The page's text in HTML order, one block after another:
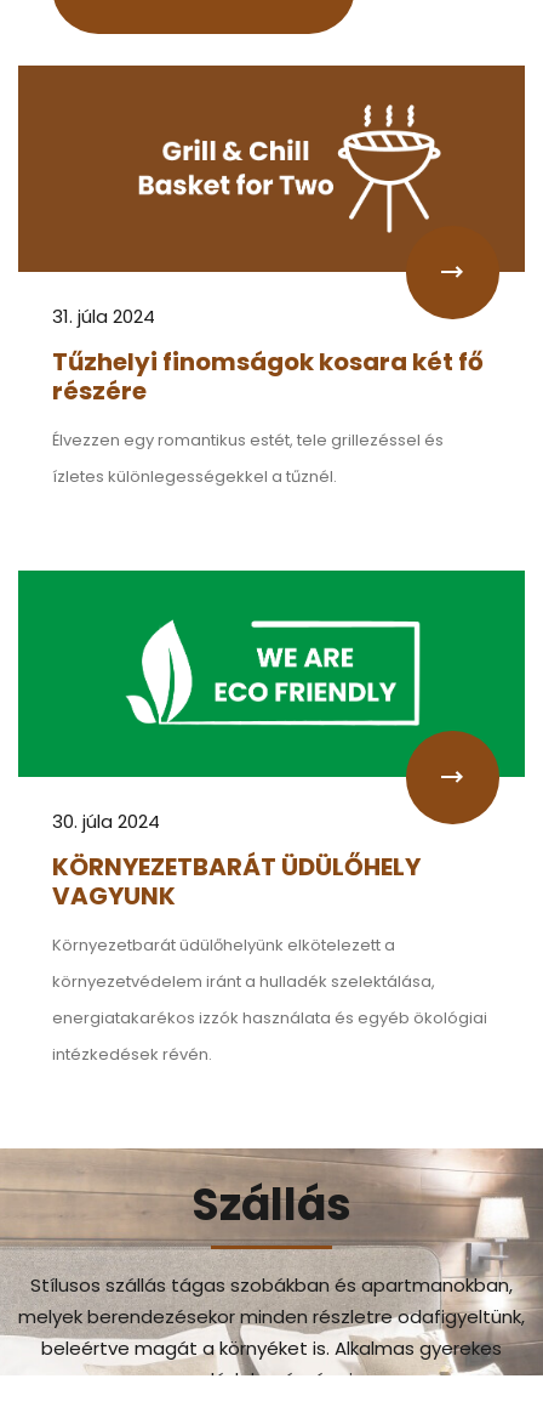
31. júla 2024
Tűzhelyi finomságok kosara két fő
részére
Élvezzen egy romantikus estét, tele grillezéssel és
ízletes különlegességekkel a tűznél.
30. júla 2024
KÖRNYEZETBARÁT ÜDÜLŐHELY
VAGYUNK
Környezetbarát üdülőhelyünk elkötelezett a
környezetvédelem iránt a hulladék szelektálása,
energiatakarékos izzók használata és egyéb ökológiai
intézkedések révén.
Szállás
Stílusos szállás tágas szobákban és apartmanokban,
melyek berendezésekor minden részletre odafigyeltünk,
beleértve magát a környéket is. Alkalmas gyerekes
családok számára is.